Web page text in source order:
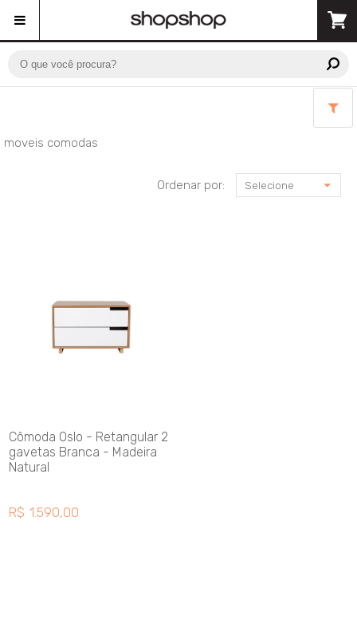
moveis comodas
Ordenar por: Selecione
Cômoda Oslo - Retangular 2
gavetas Branca - Madeira
Natural
R$ 1.590,00